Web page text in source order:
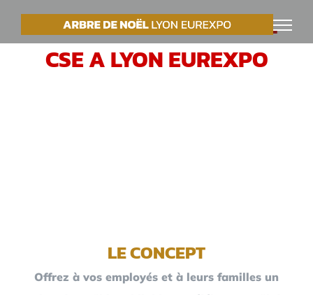
PasserVOTRE ARBRE DE NOËL
CSE A LYON EUREXPO
LE CONCEPT
Offrez à vos employés et à leurs familles un